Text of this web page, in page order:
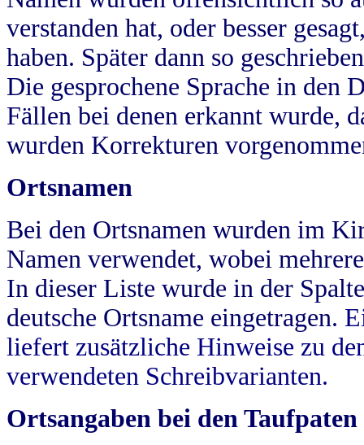
verstanden hat, oder besser
haben. Später dann so
Die gesprochene Sprache in
Fällen bei denen erkannt wurde,
wurden Korrekturen
Ortsnamen
Bei den Ortsnamen wurden im
Namen verwendet, wobei
In dieser Liste wurde in der
deutsche Ortsname eingetragen.
liefert zusätzliche Hinweise zu
verwendeten Schreibvarianten.
Ortsangaben bei den Taufpaten